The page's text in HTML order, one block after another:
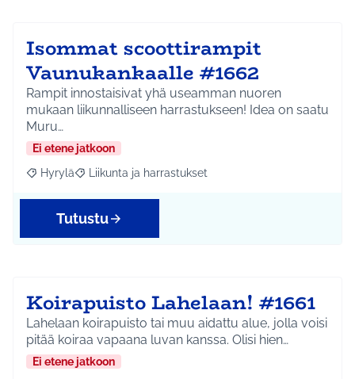
Isommat scoottirampit
Vaunukankaalle #1662
Rampit innostaisivat yhä useamman nuoren
mukaan liikunnalliseen harrastukseen! Idea on saatu
Muru…
Ei etene jatkoon
Rajaa tulokset aihepiirin mukaan: Hyrylä
Hyrylä Rajaa tulokset teeman mukaan: Liikunta ja
Liikunta ja harrastukset
Tutustu
Koirapuisto Lahelaan! #1661
Lahelaan koirapuisto tai muu aidattu alue, jolla voisi
pitää koiraa vapaana luvan kanssa. Olisi hien…
Ei etene jatkoon